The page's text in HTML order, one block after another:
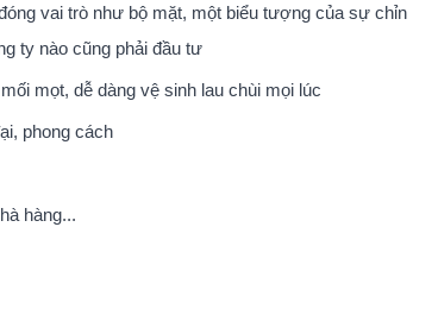
vai trò như bộ mặt, một biểu tượng của sự chỉn
ty nào cũng phải đầu tư
mọt, dễ dàng vệ sinh lau chùi mọi lúc
phong cách
hàng...